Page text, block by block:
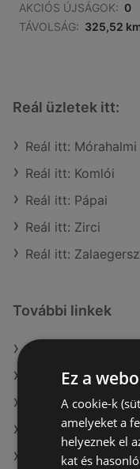
AKCIÓS ÚJSÁGOK: 0
TÁVOLSÁG: 325,52
Reál üzletek itt:
Reál itt: Mórahalmi
Reál itt: Komlói
Reál itt: Pápai
Reál itt: Zirci
Reál itt:
További linkek
A(z) Reál ajánlatai
A(z) ALDI ajánlatai
A(z) Müller HU
A(z) Ecofamily
A(z) Family Frost
Ez a
A cookie-k
amelyeket a
helyeznek el
kat és